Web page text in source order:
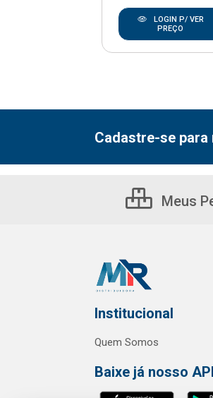
LOGIN P/ VER
PREÇO
Cadastre-se
Meus
Institucional
Quem Somos
Baixe já nosso